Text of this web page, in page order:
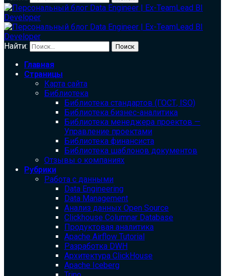
Найти:
Главная
Страницы
Карта сайта
Библиотека
Библиотека cтандартов (ГОСТ, ISO)
Библиотека бизнес-аналитика
Библиотека менеджера проектов —
Управление проектами
Библиотека финансиста
Библиотека шаблонов документов
Отзывы о компаниях
Рубрики
Работа с данными
Data Engineering
Data Management
Анализ данных Open Source
Clickhouse Columnar Database
Продуктовая аналитика
Apache Airflow Tutorial
Разработка DWH
Архитектура ClickHouse
Apache Iceberg